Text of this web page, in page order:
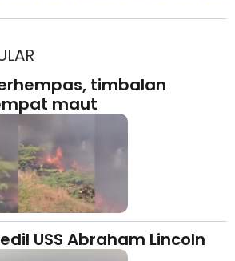
2026
timbalan
maut
USS Abraham Lincoln